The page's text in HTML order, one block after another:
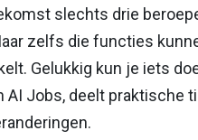
slechts drie
zelfs die functies
Gelukkig kun je iets
AI Jobs, deelt